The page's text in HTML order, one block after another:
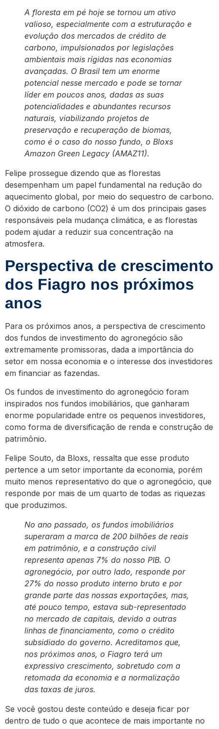
A floresta em pé hoje se tornou um ativo
valioso, especialmente com a estruturação e
evolução dos mercados de crédito de
carbono, impulsionados por legislações
ambientais mais rígidas nas economias
avançadas. O Brasil tem um enorme
potencial nesse mercado e pode se tornar
líder em poucos anos, dadas as suas
potencialidades e abundantes recursos
naturais, viabilizando projetos de
preservação e recuperação de biomas,
como é o caso do nosso fundo, o Bloxs
Amazon Green Legacy (AMAZ11).
Felipe prossegue dizendo que as florestas
desempenham um papel fundamental na redução do
aquecimento global, por meio do sequestro de carbono.
O dióxido de carbono (CO2) é um dos principais gases
responsáveis pela mudança climática, e as florestas
podem ajudar a reduzir sua concentração na
atmosfera.
Perspectiva de crescimento
dos Fiagro nos próximos
anos
Para os próximos anos, a perspectiva de crescimento
dos fundos de investimento do agronegócio são
extremamente promissoras, dada a importância do
setor em nossa economia e o interesse dos investidores
em financiar as fazendas.
Os fundos de investimento do agronegócio foram
inspirados nos fundos imobiliários, que ganharam
enorme popularidade entre os pequenos investidores,
como forma de diversificação de renda e construção de
patrimônio.
Felipe Souto, da Bloxs, ressalta que esse produto
pertence a um setor importante da economia, porém
muito menos representativo do que o agronegócio, que
responde por mais de um quarto de todas as riquezas
que produzimos.
No ano passado, os fundos imobiliários
superaram a marca de 200 bilhões de reais
em patrimônio, e a construção civil
representa apenas 7% do nosso PIB. O
agronegócio, por outro lado, responde por
27% do nosso produto interno bruto e por
grande parte das nossas exportações, mas,
até pouco tempo, estava sub-representado
no mercado de capitais, devido a outras
linhas de financiamento, como o crédito
subsidiado do governo. Acreditamos que,
nos próximos anos, o Fiagro terá um
expressivo crescimento, sobretudo com a
retomada da economia e a normalização
das taxas de juros.
Se você gostou deste conteúdo e deseja ficar por
dentro de tudo o que acontece de mais importante no